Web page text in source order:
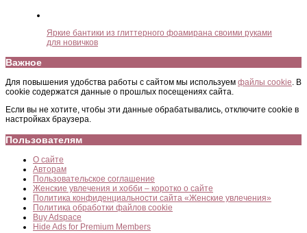
Яркие бантики из глиттерного фоамирана своими руками
для новичков
Важное
Для повышения удобства работы с сайтом мы используем файлы cookie. В
cookie содержатся данные о прошлых посещениях сайта.
Если вы не хотите, чтобы эти данные обрабатывались, отключите cookie в
настройках браузера.
Пользователям
О сайте
Авторам
Пользовательское соглашение
Женские увлечения и хобби – коротко о сайте
Политика конфиденциальности сайта «Женские увлечения»
Политика обработки файлов cookie
Buy Adspace
Hide Ads for Premium Members